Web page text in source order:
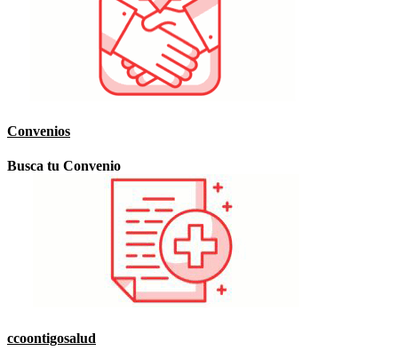
Convenios
Busca tu Convenio
ccoontigosalud